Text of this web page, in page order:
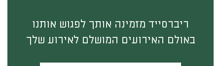
ריברסייד מזמינה אותך לפגוש אותנו
באולם האירועים המושלם לאירוע שלך